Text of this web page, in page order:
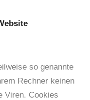
so genannte
Rechner keinen
Viren. Cookies